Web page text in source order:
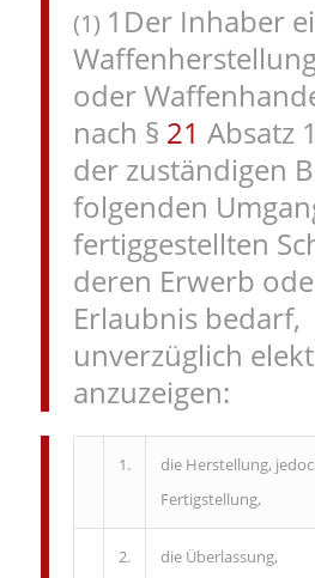
(1) 1DerInhaber
oder
nach § 21 Absatz
der zuständigen
folgenden
fertiggestellten
deren Erwerb
Erlaubnis bedarf,
unverzüglich
anzuzeigen:
1.
die Herstellung,
Fertigstellung,
2. die Überlassung,